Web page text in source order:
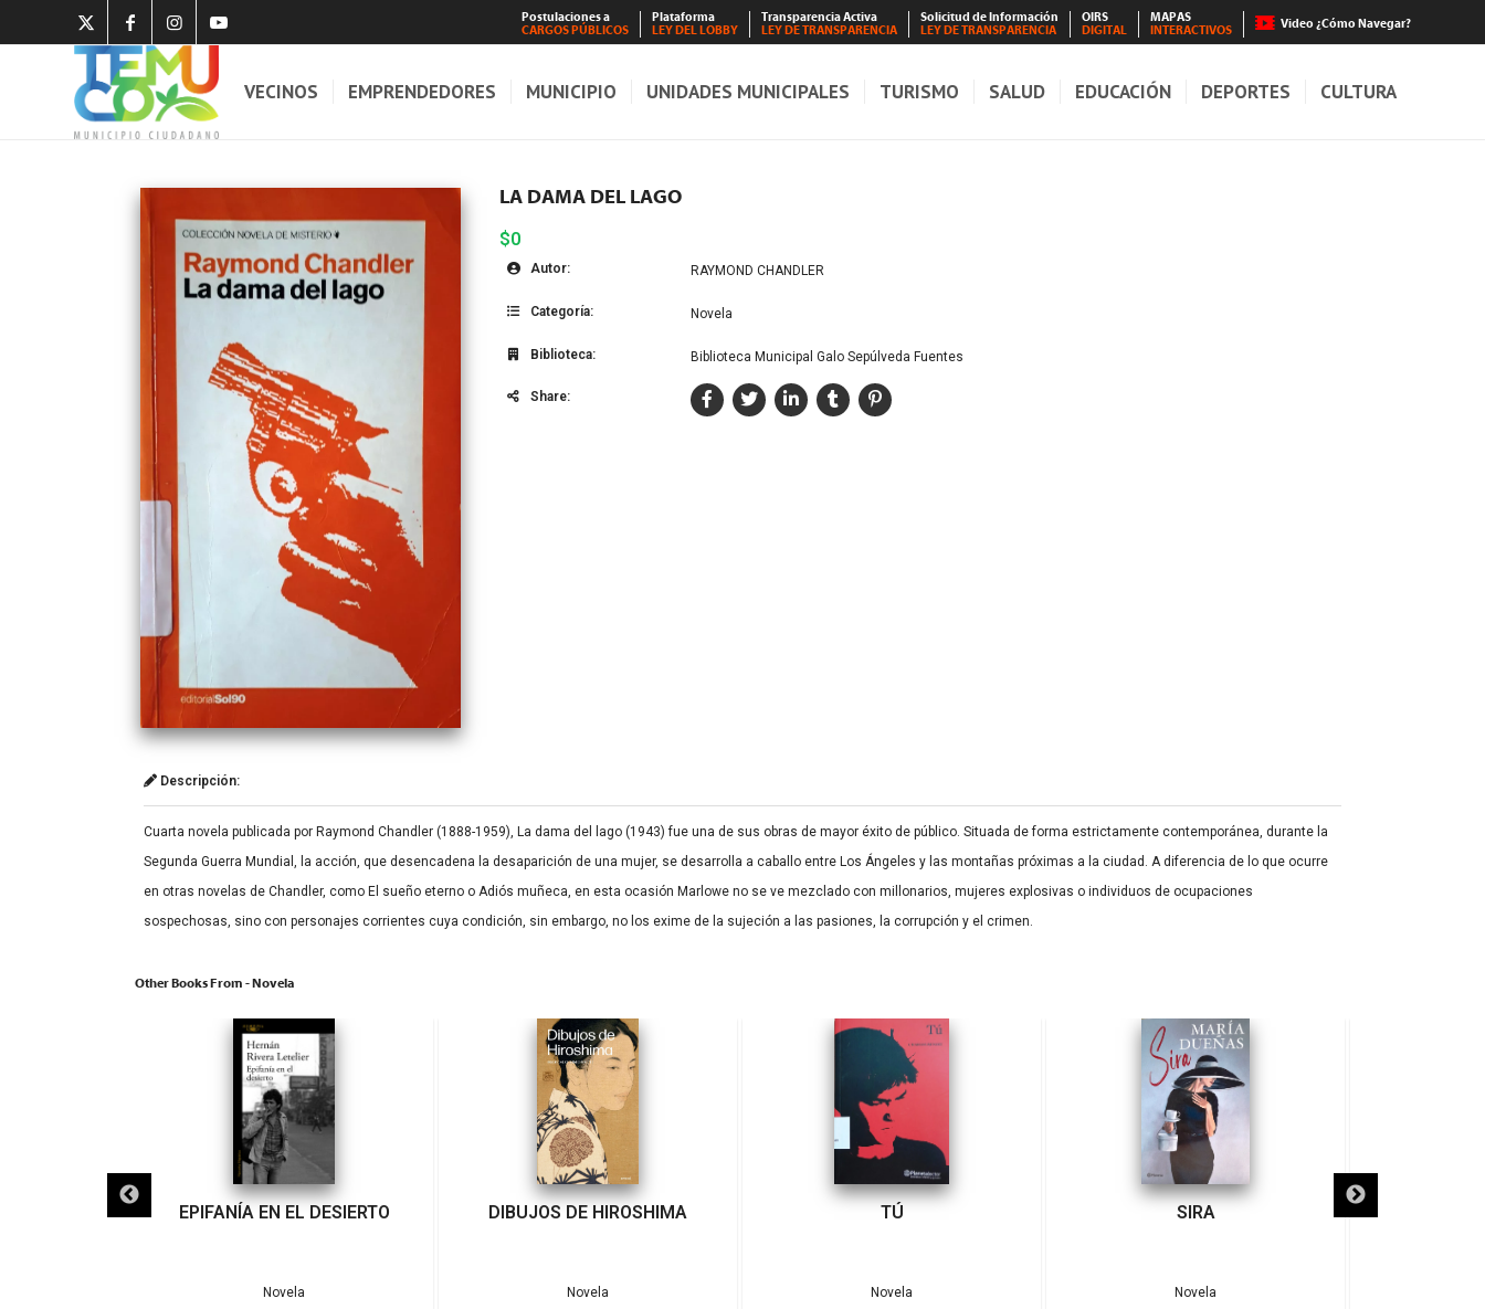
Postulaciones a
CARGOS PÚBLICOS
Plataforma
LEY DEL LOBBY
Transparencia Activa
LEY DE TRANSPARENCIA
Solicitud de Información
LEY DE TRANSPARENCIA
OIRS
DIGITAL
MAPAS
INTERACTIVOS
Video ¿Cómo Navegar?
VECINOS EMPRENDEDORES MUNICIPIO UNIDADES MUNICIPALES TURISMO SALUD EDUCACIÓN DEPORTES CULTURA
LA DAMA DEL LAGO
$0
Autor: RAYMOND CHANDLER
Categoría: Novela
Biblioteca: Biblioteca Municipal Galo Sepúlveda Fuentes
Share:
Descripción:
Cuarta novela publicada por Raymond Chandler (1888-1959), La dama del lago (1943) fue una de sus obras de mayor éxito de público. Situada de forma estrictamente contemporánea, durante la
Segunda Guerra Mundial, la acción, que desencadena la desaparición de una mujer, se desarrolla a caballo entre Los Ángeles y las montañas próximas a la ciudad. A diferencia de lo que ocurre
en otras novelas de Chandler, como El sueño eterno o Adiós muñeca, en esta ocasión Marlowe no se ve mezclado con millonarios, mujeres explosivas o individuos de ocupaciones
sospechosas, sino con personajes corrientes cuya condición, sin embargo, no los exime de la sujeción a las pasiones, la corrupción y el crimen.
Other Books From - Novela
EPIFANÍA EN EL DESIERTO
Novela
DIBUJOS DE HIROSHIMA
Novela
TÚ
Novela
SIRA
Novela